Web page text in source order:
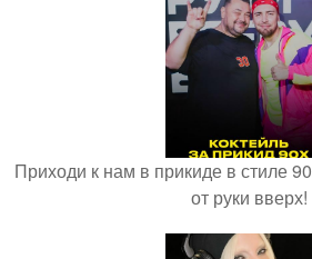
Приходи к нам в прикиде в стиле
от руки вверх!